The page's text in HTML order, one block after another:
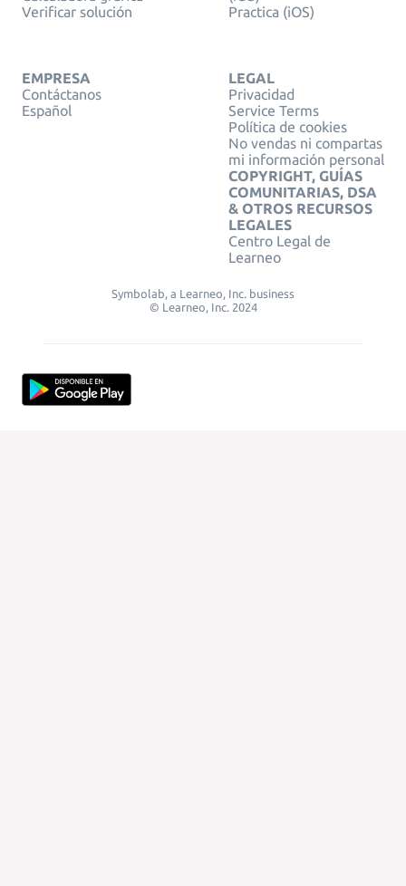
Verificar solución
Practica (iOS)
EMPRESA
Contáctanos
Español
LEGAL
Privacidad
Service Terms
Política de cookies
No vendas ni compartas
mi información personal
COPYRIGHT, GUÍAS
COMUNITARIAS, DSA
& OTROS RECURSOS
LEGALES
Centro Legal de
Learneo
Symbolab, a Learneo, Inc. business
© Learneo, Inc. 2024